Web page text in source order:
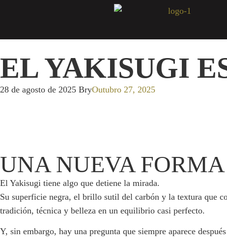
EL YAKISUGI
28 de agosto de 2025 BryOutubro 27, 2025
UNA NUEVA
El Yakisugi tiene algo que detiene la mirada.
Su superficie negra, el brillo sutil del carbón y la textura que
tradición, técnica y belleza en un equilibrio casi perfecto.
Y, sin embargo, hay una pregunta que siempre aparece